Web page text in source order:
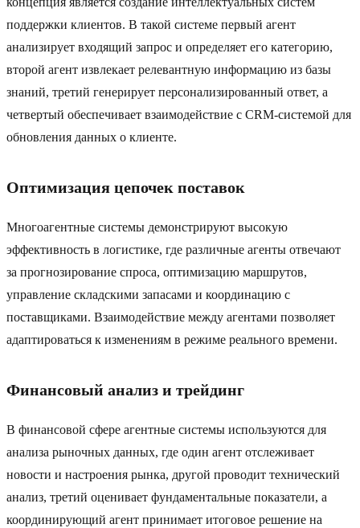
поддержки клиентов. В такой системе первый агент
анализирует входящий запрос и определяет его категорию,
второй агент извлекает релевантную информацию из базы
знаний, третий генерирует персонализированный ответ, а
четвертый обеспечивает взаимодействие с CRM-системой для
обновления данных о клиенте.
Оптимизация цепочек поставок
Многоагентные системы демонстрируют высокую
эффективность в логистике, где различные агенты отвечают
за прогнозирование спроса, оптимизацию маршрутов,
управление складскими запасами и координацию с
поставщиками. Взаимодействие между агентами позволяет
адаптироваться к изменениям в режиме реального времени.
Финансовый анализ и трейдинг
В финансовой сфере агентные системы используются для
анализа рыночных данных, где один агент отслеживает
новости и настроения рынка, другой проводит технический
анализ, третий оценивает фундаментальные показатели, а
координирующий агент принимает итоговое решение на